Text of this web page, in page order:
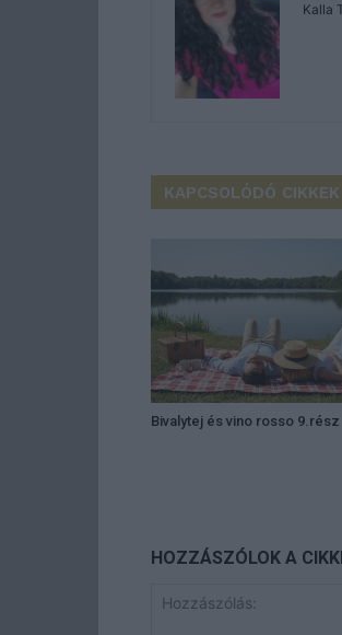
Kalla
KAPCSOLÓDÓ CIKKEK
Bivalytej és vino rosso 9.rész
HOZZÁSZÓLOK A